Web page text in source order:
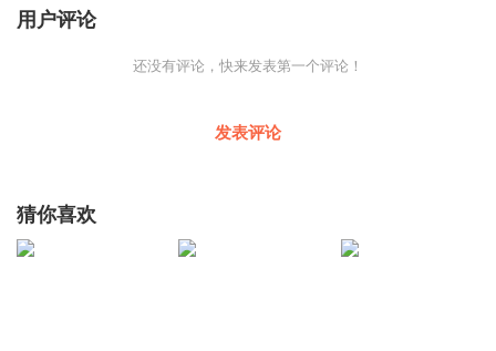
用户评论
还没有评论，快来发表第一个评论！
发表评论
猜你喜欢